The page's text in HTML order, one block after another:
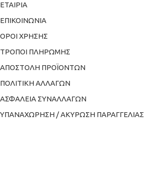
ΕΤΑΙΡΙΑ
ΕΠΙΚΟΙΝΩΝΙΑ
ΟΡΟΙ ΧΡΗΣΗΣ
ΤΡΟΠΟΙ ΠΛΗΡΩΜΗΣ
ΑΠΟΣΤΟΛΗ ΠΡΟΪΟΝΤΩΝ
ΠΟΛΙΤΙΚΗ ΑΛΛΑΓΩΝ
ΑΣΦΑΛΕΙΑ ΣΥΝΑΛΛΑΓΩΝ
ΥΠΑΝΑΧΩΡΗΣΗ / ΑΚΥΡΩΣΗ ΠΑΡΑΓΓΕΛΙΑΣ